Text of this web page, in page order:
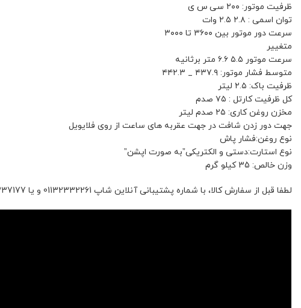
ظرفیت موتور: ۲۰۰ سی س ی
توان اسمی : ۲.۸ ۲.۵ وات
سرعت دور موتور بین ۳۶۰۰ تا ۳۰۰۰
متغییر
سرعت موتور ۵.۵ ۶.۶ متر برثانیه
متوسط فشار موتور: ۴۳۷.۹ _ ۴۴۲.۳
ظرفیت باک: ۲.۵ لیتر
کل ظرفیت کارتل : ۷۵ صدم
مخزن روغن کاری: ۲۵ صدم لیتر
جهت دور زدن شافت در جهت عقربه های ساعت از روی فلایویل
نوع روغن:فشار پاش
نوع استارت:دستی و الکتریکی”به صورت اپشن”
وزن خالص: 35 کیلو گرم
لطفا قبل از سفارش کالا، با شماره پشتیبانی آنلاین شاپ 01132332261 و یا 09392337177 هماهنگ فرمائید.